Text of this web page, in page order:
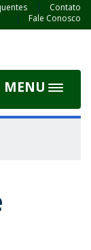
Contato
Fale Conosco
MENU
Toggle